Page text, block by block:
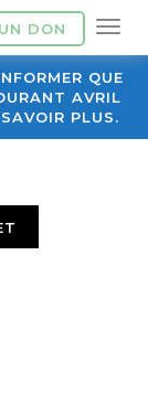
DON
QUE
AVRIL
PLUS.